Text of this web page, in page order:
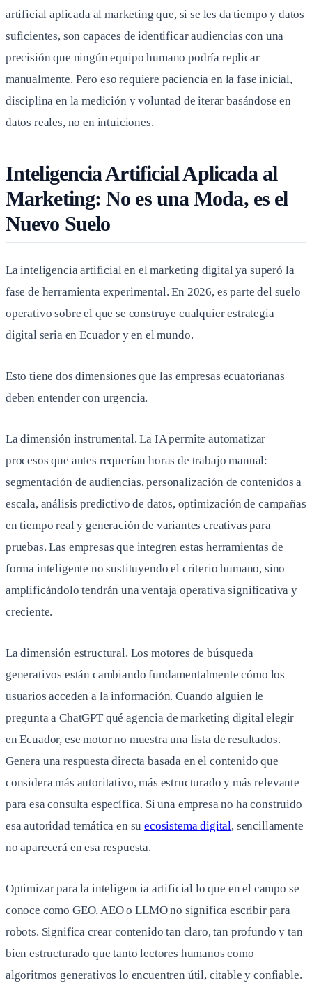
artificial aplicada al marketing que, si se les da tiempo y datos
suficientes, son capaces de identificar audiencias con una
precisión que ningún equipo humano podría replicar
manualmente. Pero eso requiere paciencia en la fase inicial,
disciplina en la medición y voluntad de iterar basándose en
datos reales, no en intuiciones.
Inteligencia Artificial Aplicada al
Marketing: No es una Moda, es el
Nuevo Suelo
La inteligencia artificial en el marketing digital ya superó la
fase de herramienta experimental. En 2026, es parte del suelo
operativo sobre el que se construye cualquier estrategia
digital seria en Ecuador y en el mundo.
Esto tiene dos dimensiones que las empresas ecuatorianas
deben entender con urgencia.
La dimensión instrumental. La IA permite automatizar
procesos que antes requerían horas de trabajo manual:
segmentación de audiencias, personalización de contenidos a
escala, análisis predictivo de datos, optimización de campañas
en tiempo real y generación de variantes creativas para
pruebas. Las empresas que integren estas herramientas de
forma inteligente no sustituyendo el criterio humano, sino
amplificándolo tendrán una ventaja operativa significativa y
creciente.
La dimensión estructural. Los motores de búsqueda
generativos están cambiando fundamentalmente cómo los
usuarios acceden a la información. Cuando alguien le
pregunta a ChatGPT qué agencia de marketing digital elegir
en Ecuador, ese motor no muestra una lista de resultados.
Genera una respuesta directa basada en el contenido que
considera más autoritativo, más estructurado y más relevante
para esa consulta específica. Si una empresa no ha construido
esa autoridad temática en suecosistema digital, sencillamente
no aparecerá en esa respuesta.
Optimizar para la inteligencia artificial lo que en el campo se
conoce como GEO, AEO o LLMO no significa escribir para
robots. Significa crear contenido tan claro, tan profundo y tan
bien estructurado que tanto lectores humanos como
algoritmos generativos lo encuentren útil, citable y confiable.